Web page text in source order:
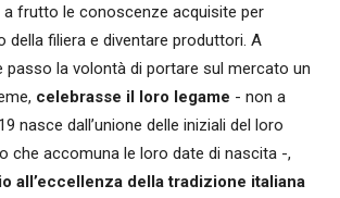
frutto le conoscenze acquisite per
della filiera e diventare produttori. A
passo la volontà di portare sul mercato un
celebrasse il loro legame - non a
nasce dall’unione delle iniziali del loro
che accomuna le loro date di nascita -,
all’eccellenza della tradizione italiana